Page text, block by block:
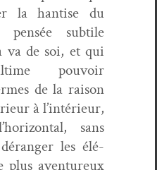
la han­tise du
sub­tile
va de soi, et qui
pou­voir
de la rai­son
à l’intérieur,
sans
les élé­
plus aven­tureux